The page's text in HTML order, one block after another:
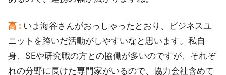
高 : いま海谷さんがおっしゃったとおり、ビジネスユ
ニットを跨いだ活動がしやすいなと思います。私自
身、SEや研究職の方との協働が多いのですが、それぞ
れの分野に長けた専門家がいるので、協力会社含めて